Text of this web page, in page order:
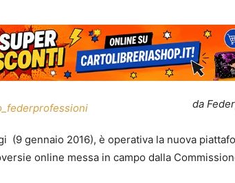
da
(9 gennaio 2016), è operativa la nuova
online messa in campo dalla